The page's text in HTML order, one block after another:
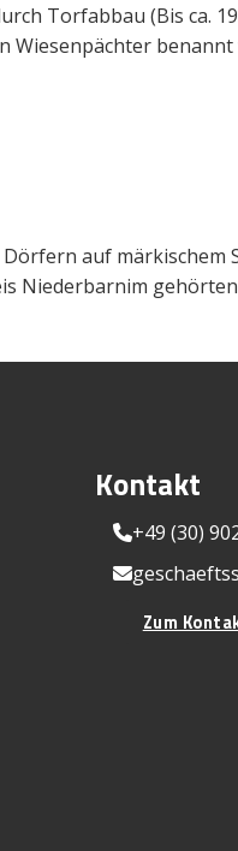
Torfabbau (Bis ca.
Wiesenpächter benannt
auf märkischem
Niederbarnim
Kontakt
+49 (30)
Zum